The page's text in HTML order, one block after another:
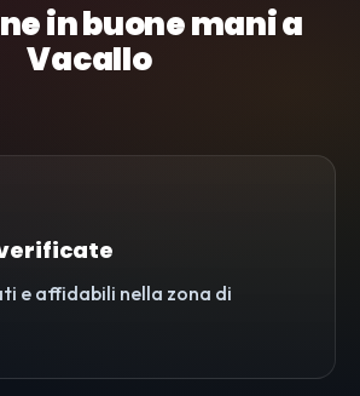
in buone mani a
Vacallo
e affidabili nella zona di